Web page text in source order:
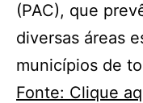
(PAC), que
diversas áreas
municípios de
Fonte: Clique